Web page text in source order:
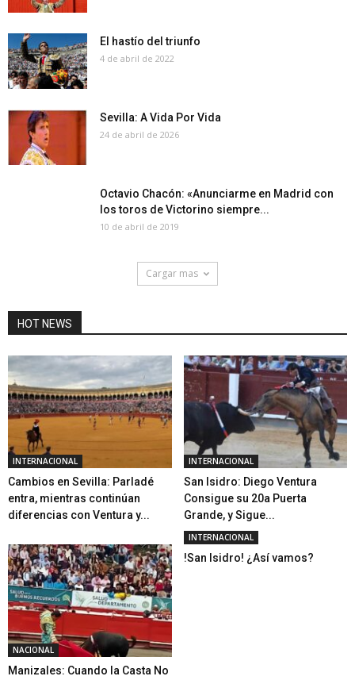
El hastío del triunfo
4 de abril de 2022
Sevilla: A Vida Por Vida
24 de abril de 2026
Octavio Chacón: «Anunciarme en Madrid con
los toros de Victorino siempre...
10 de abril de 2019
Cargar mas
HOT NEWS
INTERNACIONAL
Cambios en Sevilla: Parladé
entra, mientras continúan
diferencias con Ventura y...
INTERNACIONAL
San Isidro: Diego Ventura
Consigue su 20a Puerta
Grande, y Sigue...
NACIONAL
Manizales: Cuando la Casta No
INTERNACIONAL
!San Isidro! ¿Así vamos?